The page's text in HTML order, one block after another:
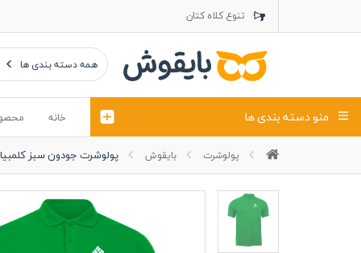
تنوع کلاه کتان
تنوع تراول ماک
تنوع کلاه پشت توری
همه دسته بندی ها
خانه منو دسته بندی ها
پولوشرت بایقوش پولوشرت جودون سبز کلمبیا